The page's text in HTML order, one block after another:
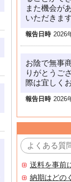
また機会が
いただきます
報告日時 2026
お陰で無事
りがとうご
際は宜しく
報告日時 2026
送料を事前
納期はどの